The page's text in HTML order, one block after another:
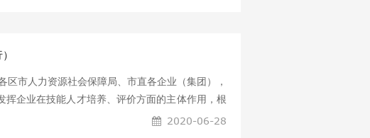
新时代中国特色社会主义思想为指导，全面贯彻
主义办学方向，落实立德树人根本任务；强化公
用，主动服务国家战略、经济社会发展和人的全
市人力资源社会保障局、市直各企业（集团），
业在技能人才培养、评价方面的主体作用，根
价的实施意见》（鲁人社发〔2019〕14号）和
2020-06-28